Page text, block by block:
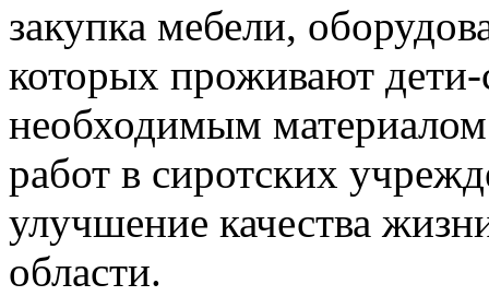
закупка мебели,
которых проживают
необходимым
работ в сиротских
улучшение качества
области.